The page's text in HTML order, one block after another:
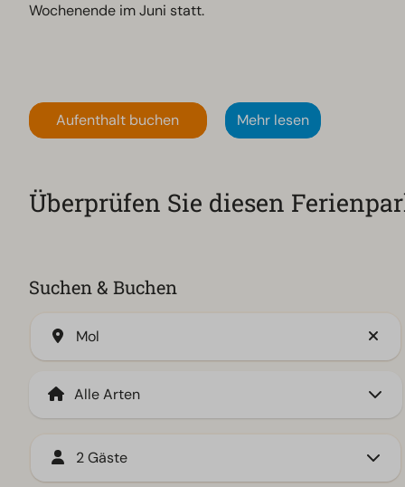
Wochenende im Juni statt.
Aufenthalt buchen Mehr lesen
Überprüfen Sie diesen
Suchen & Buchen
Mol
2 Gäste